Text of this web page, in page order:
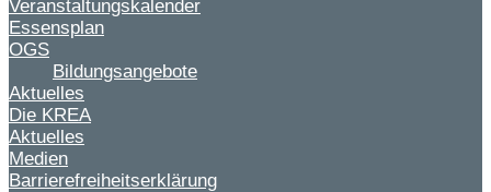
Veranstaltungskalender
Essensplan
OGS
Bildungsangebote
Aktuelles
Die KREA
Aktuelles
Medien
Barrierefreiheitserklärung